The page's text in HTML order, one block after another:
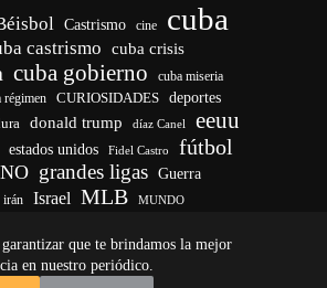
que te brindamos la mejor
en nuestro periódico.
Castrismo cine cuba
castrismo cuba crisis
cuba gobierno cuba miseria
régimen CURIOSIDADES deportes
donald trump díaz Canel eeuu
estados unidos Fidel Castro fútbol
grandes ligas Guerra
irán Israel MLB MUNDO
Ucrania venezuela vida yankees